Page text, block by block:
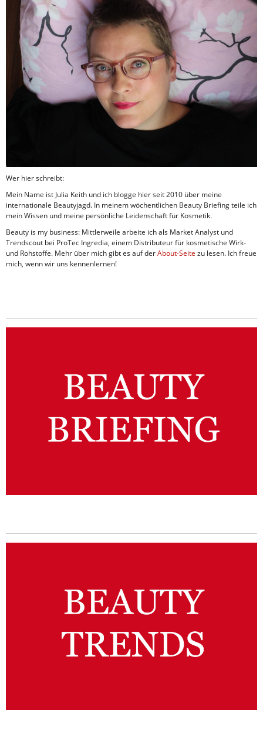
Wer hier schreibt:
Mein Name ist Julia Keith und ich blogge hier seit 2010 über meine
internationale Beautyjagd. In meinem wöchentlichen Beauty Briefing teile ich
mein Wissen und meine persönliche Leidenschaft für Kosmetik.
Beauty is my business: Mittlerweile arbeite ich als Market Analyst und
Trendscout bei ProTec Ingredia, einem Distributeur für kosmetische Wirk-
und Rohstoffe. Mehr über mich gibt es auf derAbout-Seite zu lesen. Ich freue
mich, wenn wir uns kennenlernen!